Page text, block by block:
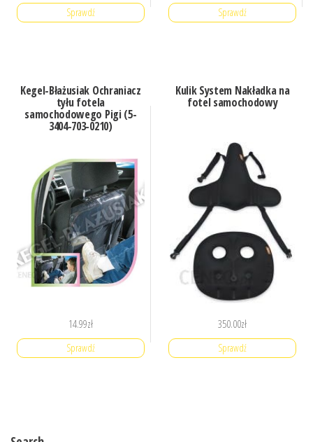
Sprawdź Sprawdź
Kegel-Błażusiak Ochraniacz
tyłu fotela
samochodowego Pigi (5-
3404-703-0210)
14.99zł
Sprawdź
Kulik System Nakładka na
fotel samochodowy
350.00zł
Sprawdź